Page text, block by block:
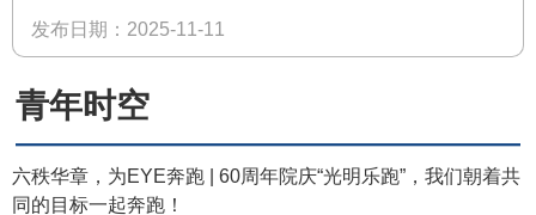
发布日期：2025-11-11
青年时空
六秩华章，为EYE奔跑 | 60周年院庆“光明乐跑”，我们朝着共
同的目标一起奔跑！